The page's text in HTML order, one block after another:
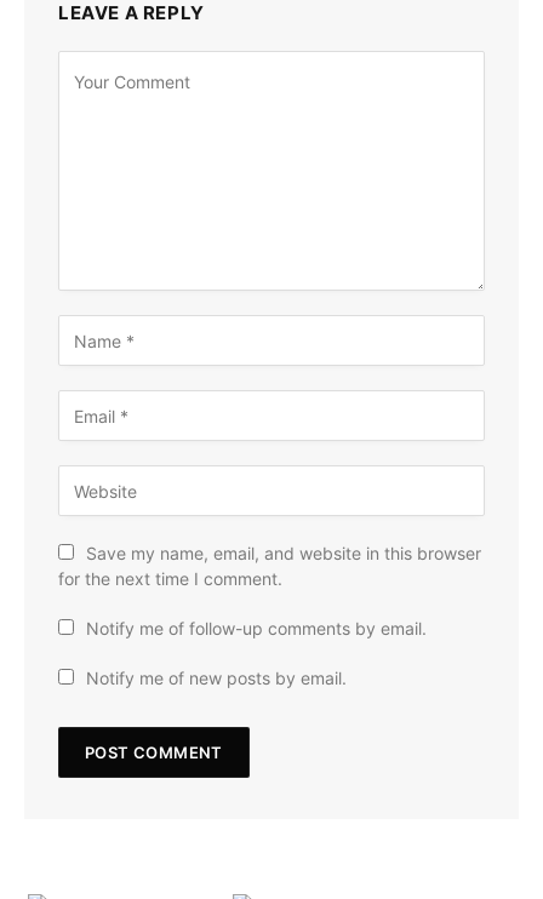
LEAVE A REPLY
Save my name, email, and website in this browser
for the next time I comment.
Notify me of follow-up comments by email.
Notify me of new posts by email.